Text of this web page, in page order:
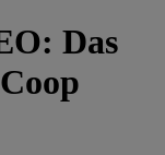
Das